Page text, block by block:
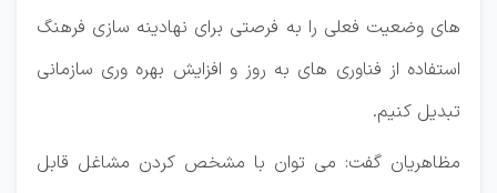
های وضعیت فعلی را به فرصتی برای نهادینه سازی فرهنگ
استفاده از فناوری های به روز و افزایش بهره وری سازمانی
تبدیل کنیم.
مظاهریان گفت: می توان با مشخص کردن مشاغل قابل